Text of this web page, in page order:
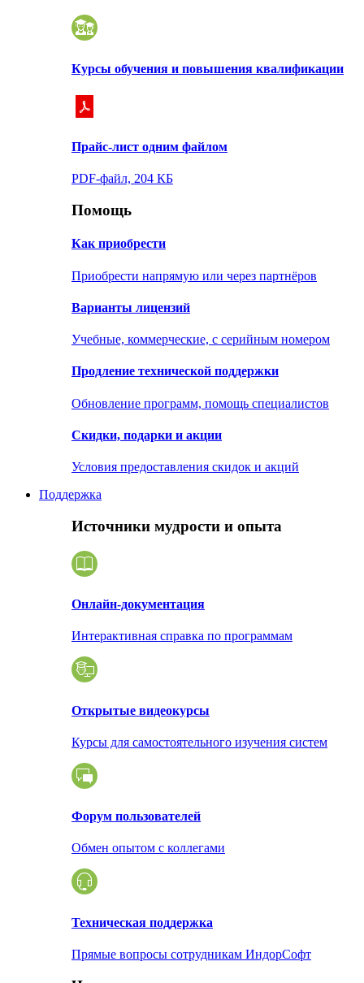
Курсы обучения и повышения квалификации
Прайс-лист одним файлом
PDF-файл, 204 КБ
Помощь
Как приобрести
Приобрести напрямую или через партнёров
Варианты лицензий
Учебные, коммерческие, с серийным номером
Продление технической поддержки
Обновление программ, помощь специалистов
Скидки, подарки и акции
Условия предоставления скидок и акций
Поддержка
Источники мудрости и опыта
Онлайн-документация
Интерактивная справка по программам
Открытые видеокурсы
Курсы для самостоятельного изучения систем
Форум пользователей
Обмен опытом с коллегами
Техническая поддержка
Прямые вопросы сотрудникам ИндорСофт